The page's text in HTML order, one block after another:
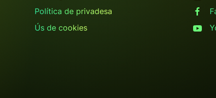
Política de privadesa
Ús de cookies